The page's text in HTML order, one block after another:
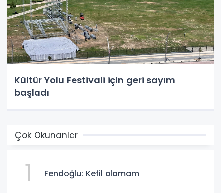
Kültür Yolu Festivali için geri sayım
başladı
Çok Okunanlar
1 Fendoğlu: Kefil olamam